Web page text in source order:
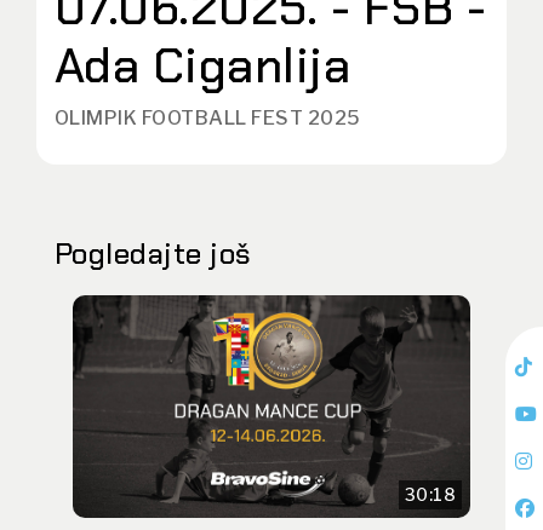
Ada Ciganlija
OLIMPIK FOOTBALL FEST 2025
Pogledajte još
30:18